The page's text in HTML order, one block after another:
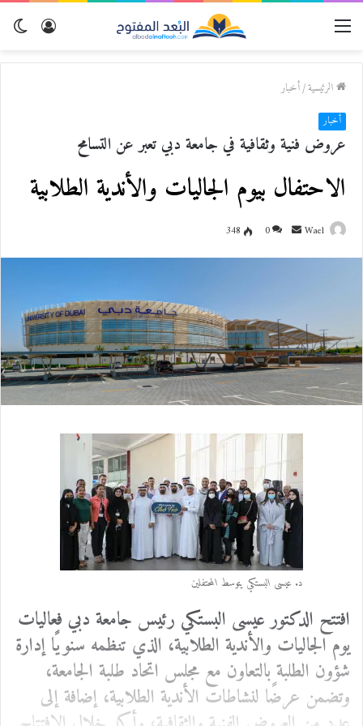
تسجيل
الرئيسية/أخبار
أخبار
عروض فنية وثقافية في جامعة دبي تعبر عن التسامح
الاحتفال بيوم الجاليات والأندية الطلابية
Wael
ر
ي
د
إ
ر
و
ن
ا
0
348
د. عيسى البستكي يتوسط المحتفلين
افتتح الدكتور عيسى البستكي رئيس جامعة دبي فعاليات
يوم الجاليات والأندية الطلابية، الذي تنظمه سنويًا إدارة
شؤون الطلبة بالتعاون مع مجلس اتحاد طلبة الجامعة،
وتضمن عرضًا لنشاطات الأندية الطلابية، إضافة إلى